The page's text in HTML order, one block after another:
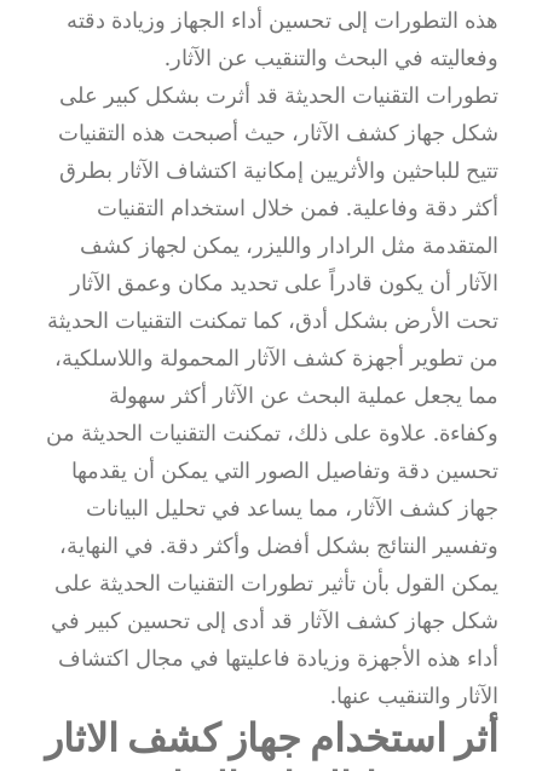
هذه التطورات إلى تحسين أداء الجهاز وزيادة دقته
وفعاليته في البحث والتنقيب عن الآثار.
تطورات التقنيات الحديثة قد أثرت بشكل كبير على
شكل جهاز كشف الآثار، حيث أصبحت هذه التقنيات
تتيح للباحثين والأثريين إمكانية اكتشاف الآثار بطرق
أكثر دقة وفاعلية. فمن خلال استخدام التقنيات
المتقدمة مثل الرادار والليزر، يمكن لجهاز كشف
الآثار أن يكون قادراً على تحديد مكان وعمق الآثار
تحت الأرض بشكل أدق، كما تمكنت التقنيات الحديثة
من تطوير أجهزة كشف الآثار المحمولة واللاسلكية،
مما يجعل عملية البحث عن الآثار أكثر سهولة
وكفاءة. علاوة على ذلك، تمكنت التقنيات الحديثة من
تحسين دقة وتفاصيل الصور التي يمكن أن يقدمها
جهاز كشف الآثار، مما يساعد في تحليل البيانات
وتفسير النتائج بشكل أفضل وأكثر دقة. في النهاية،
يمكن القول بأن تأثير تطورات التقنيات الحديثة على
شكل جهاز كشف الآثار قد أدى إلى تحسين كبير في
أداء هذه الأجهزة وزيادة فاعليتها في مجال اكتشاف
الآثار والتنقيب عنها.
أثر استخدام جهاز كشف الاثار